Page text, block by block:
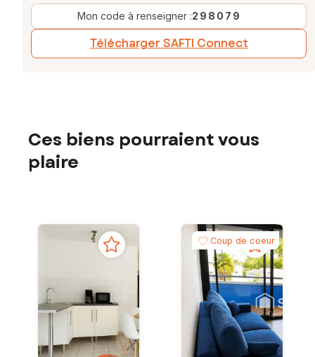
Mon code à renseigner :298079
Télécharger SAFTI Connect
Ces biens pourraient vous
plaire
Coup de coeur